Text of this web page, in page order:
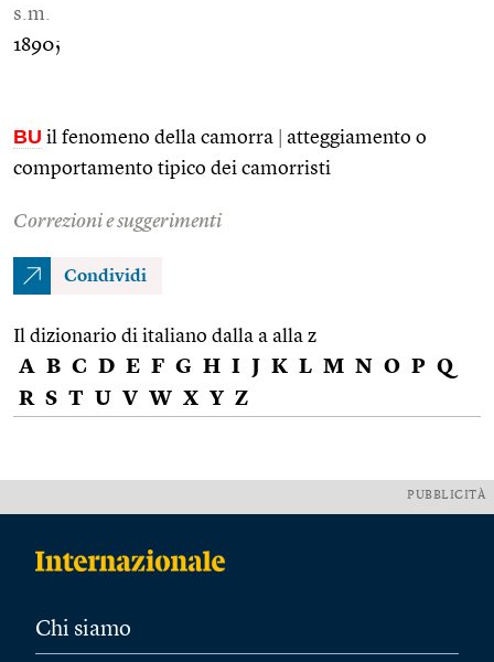
s.m.
1890;
BU il fenomeno della camorra
atteggiamento o
comportamento tipico dei camorristi
Correzioni e suggerimenti
Condividi
Il dizionario di italiano dalla a alla z
A B C D E F G H I J K L M N O P Q
R S T U V W X Y Z
PUBBLICITÀ
Chi siamo